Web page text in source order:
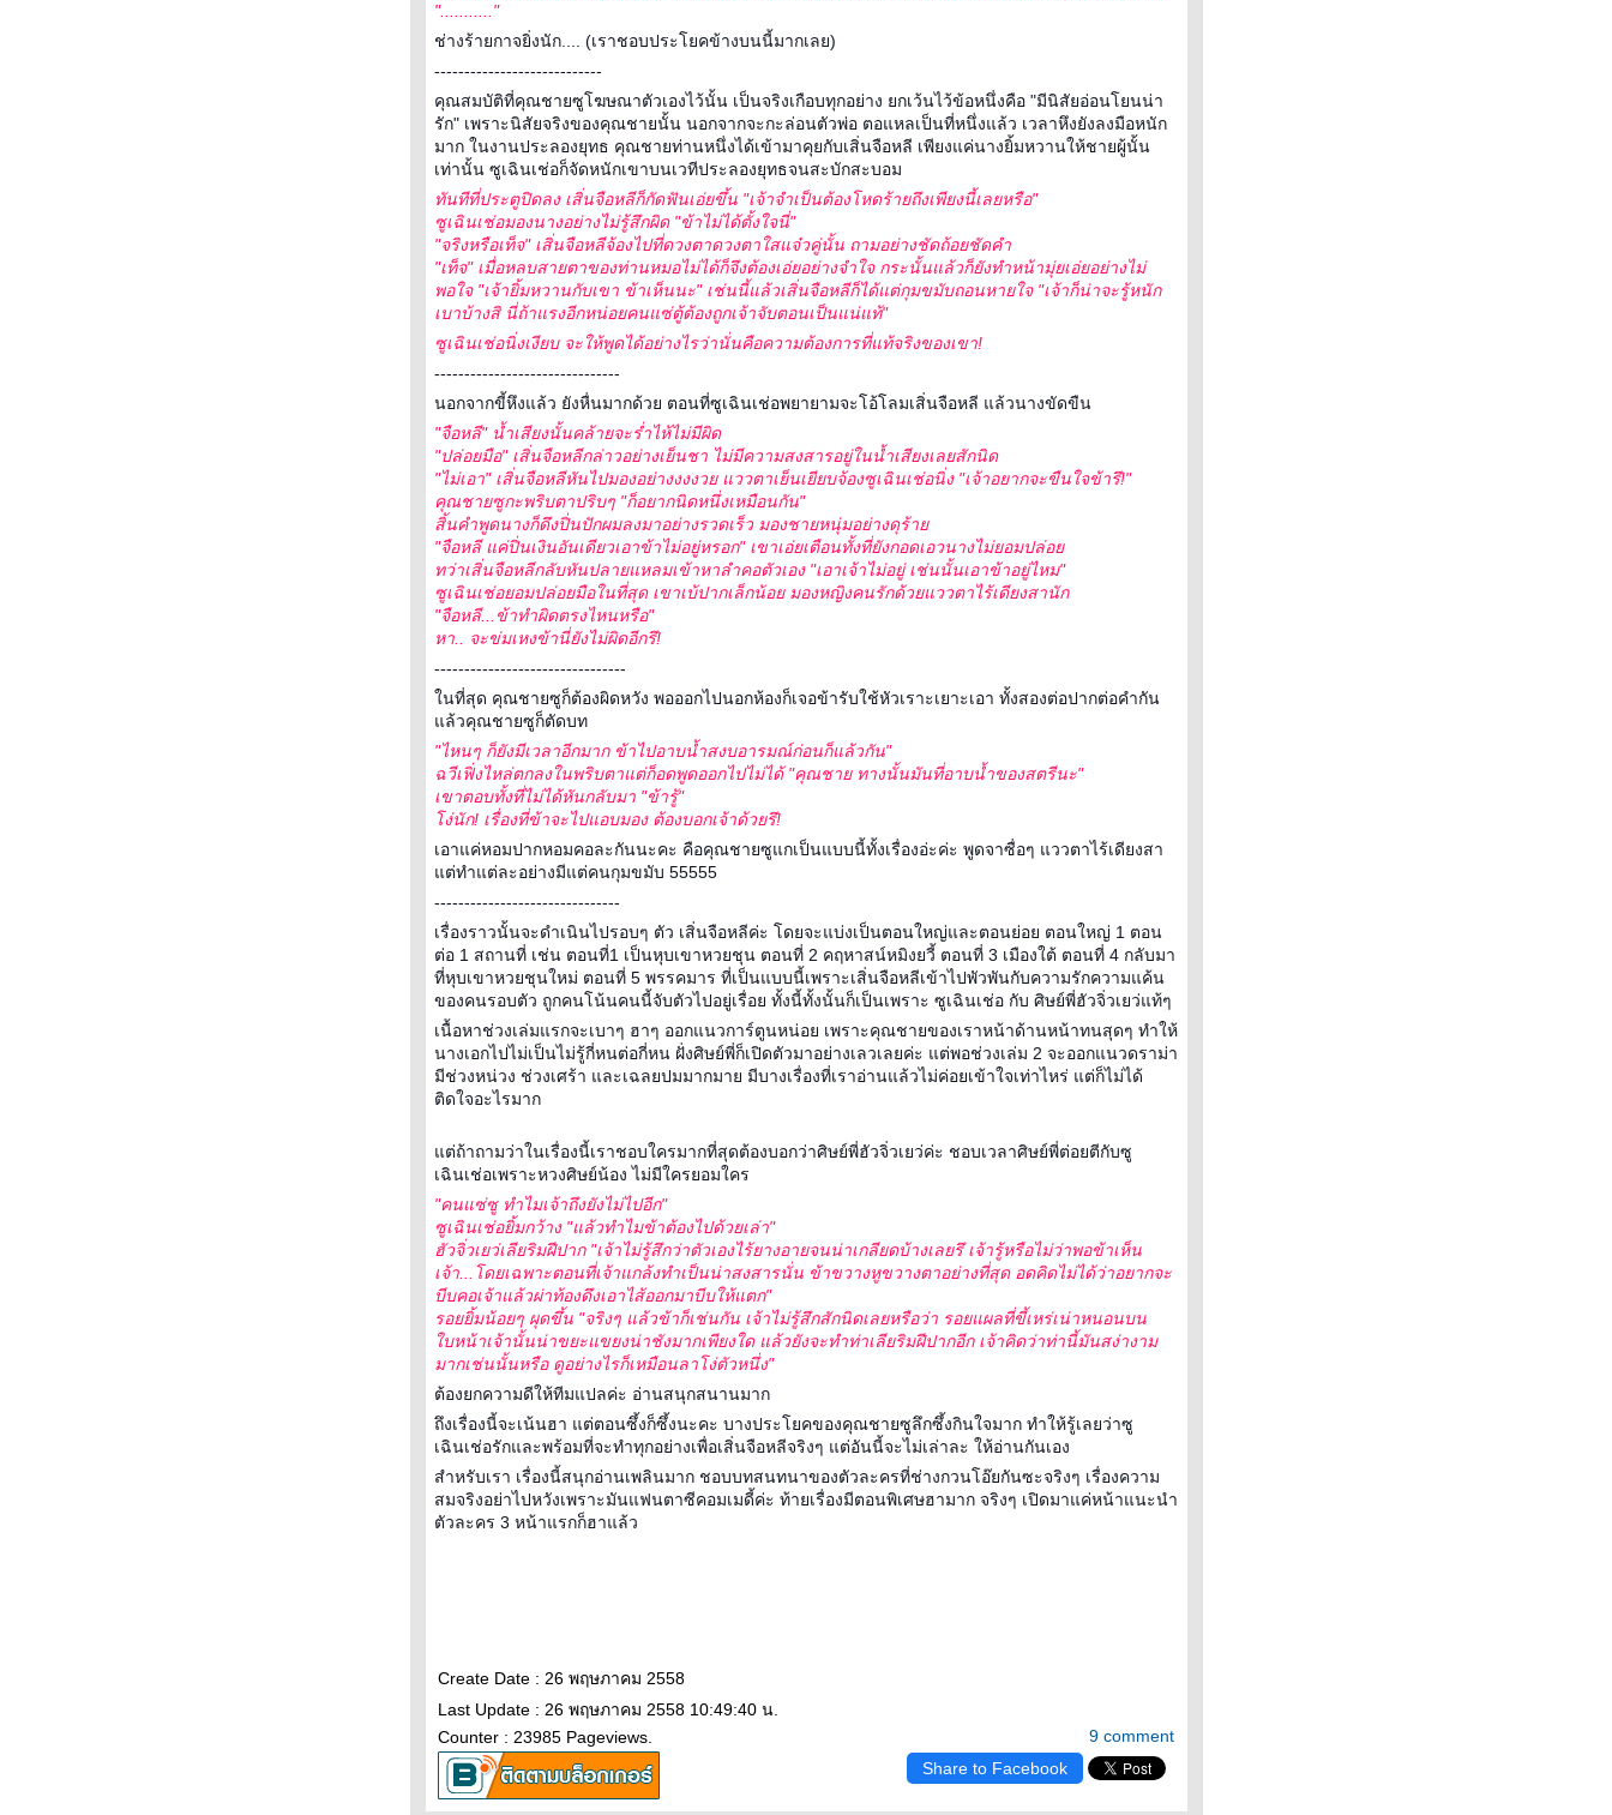
"..........."
ช่างร้ายกาจยิ่งนัก.... (เราชอบประโยคข้างบนนี้มากเลย)
----------------------------
คุณสมบัติที่คุณชายซูโฆษณาตัวเองไว้นั้น เป็นจริงเกือบทุกอย่าง ยกเว้นไว้ข้อหนึ่งคือ "มีนิสัยอ่อนโยนน่า
รัก" เพราะนิสัยจริงของคุณชายนั้น นอกจากจะกะล่อนตัวพ่อ ตอแหลเป็นที่หนึ่งแล้ว เวลาหึงยังลงมือหนัก
มาก ในงานประลองยุทธ คุณชายท่านหนึ่งได้เข้ามาคุยกับเสิ่นจือหลี เพียงแค่นางยิ้มหวานให้ชายผู้นั้น
เท่านั้น ซูเฉินเช่อก็จัดหนักเขาบนเวทีประลองยุทธจนสะบักสะบอม
ทันทีที่ประตูปิดลง เสิ่นจือหลีก็กัดฟันเอ่ยขึ้น "เจ้าจำเป็นต้องโหดร้ายถึงเพียงนี้เลยหรือ"
ซูเฉินเช่อมองนางอย่างไม่รู้สึกผิด "ข้าไม่ได้ตั้งใจนี่"
"จริงหรือเท็จ" เสิ่นจือหลีจ้องไปที่ดวงตาดวงตาใสแจ๋วคู่นั้น ถามอย่างชัดถ้อยชัดคำ
"เท็จ" เมื่อหลบสายตาของท่านหมอไม่ได้ก็จึงต้องเอ่ยอย่างจำใจ กระนั้นแล้วก็ยังทำหน้ามุ่ยเอ่ยอย่างไม่
พอใจ "เจ้ายิ้มหวานกับเขา ข้าเห็นนะ" เช่นนี้แล้วเสิ่นจือหลีก็ได้แต่กุมขมับถอนหายใจ "เจ้าก็น่าจะรู้หนัก
เบาบ้างสิ นี่ถ้าแรงอีกหน่อยคนแซ่ตู้ต้องถูกเจ้าจับตอนเป็นแน่แท้"
ซูเฉินเช่อนิ่งเงียบ จะให้พูดได้อย่างไรว่านั่นคือความต้องการที่แท้จริงของเขา!
-------------------------------
นอกจากขี้หึงแล้ว ยังหื่นมากด้วย ตอนที่ซูเฉินเช่อพยายามจะโอ้โลมเสิ่นจือหลี แล้วนางขัดขืน
"จือหลี" น้ำเสียงนั้นคล้ายจะร่ำไห้ไม่มีผิด
"ปล่อยมือ" เสิ่นจือหลีกล่าวอย่างเย็นชา ไม่มีความสงสารอยู่ในน้ำเสียงเลยสักนิด
"ไม่เอา" เสิ่นจือหลีหันไปมองอย่างงงงวย แววตาเย็นเยียบจ้องซูเฉินเช่อนิ่ง "เจ้าอยากจะขืนใจข้ารึ!"
คุณชายซูกะพริบตาปริบๆ "ก็อยากนิดหนึ่งเหมือนกัน"
สิ้นคำพูดนางก็ดึงปิ่นปักผมลงมาอย่างรวดเร็ว มองชายหนุ่มอย่างดุร้า
"จือหลี แค่ปิ่นเงินอันเดียวเอาข้าไม่อยู่หรอก" เขาเอ่ยเตือนทั้งที่ยังกอดเอวนางไม่ยอมปล่อ
ทว่าเสิ่นจือหลีกลับหันปลายแหลมเข้าหาลำคอตัวเอง "เอาเจ้าไม่อยู่ เช่นนั้นเอาข้าอยู่ไหม"
ซูเฉินเช่อยอมปล่อยมือในที่สุด เขาเบ้ปากเล็กน้อย มองหญิงคนรักด้วยแววตาไร้เดียงสานัก
"จือหลี...ข้าทำผิดตรงไหนหรือ"
หา.. จะข่มเหงข้านี่ยังไม่ผิดอีกรึ!
--------------------------------
นที่สุด คุณชายซูก็ต้องผิดหวัง พอออกไปนอกห้องก็เจอข้ารับใช้หัวเราะเยาะเอา ทั้งสองต่อปากต่อคำกัน
ล้วคุณชายซูก็ตัดบท
"ไหนๆ ก็ยังมีเวลาอีกมาก ข้าไปอาบน้ำสงบอารมณ์ก่อนก็แล้วกัน"
ฉวีเฟิ่งไหล่ตกลงในพริบตาแต่ก็อดพูดออกไปไม่ได้ "คุณชาย ทางนั้นมันที่อาบน้ำของสตรีนะ"
เขาตอบทั้งที่ไม่ได้หันกลับมา "ข้ารู้"
ง่นัก! เรื่องที่ข้าจะไปแอบมอง ต้องบอกเจ้าด้วยรึ!
เอาแค่หอมปากหอมคอละกันนะคะ คือคุณชายซูแกเป็นแบบนี้ทั้งเรื่องอ่ะค่ะ พูดจาซื่อๆ แววตาไร้เดียงสา
ต่ทำแต่ละอย่างมีแต่คนกุมขมับ 55555
-------------------------------
เรื่องราวนั้นจะดำเนินไปรอบๆ ตัว เสิ่นจือหลีค่ะ โดยจะแบ่งเป็นตอนใหญ่และตอนย่อย ตอนใหญ่ 1 ตอน
ต่อ 1 สถานที่ เช่น ตอนที่1 เป็นหุบเขาหวยชุน ตอนที่ 2 คฤหาสน์หมิงยวี้ ตอนที่ 3 เมืองใต้ ตอนที่ 4 กลับมา
ที่หุบเขาหวยชุนใหม่ ตอนที่ 5 พรรคมาร ที่เป็นแบบนี้เพราะเสิ่นจือหลีเข้าไปพัวพันกับความรักความแค้น
ของคนรอบตัว ถูกคนโน้นคนนี้จับตัวไปอยู่เรื่อย ทั้งนี้ทั้งนั้นก็เป็นเพราะ ซูเฉินเช่อ กับ ศิษย์พี่ฮัวจิ่วเยว่แท้ๆ
เนื้อหาช่วงเล่มแรกจะเบาๆ ฮาๆ ออกแนวการ์ตูนหน่อย เพราะคุณชายของเราหน้าด้านหน้าทนสุดๆ ทำให้
นางเอกไปไม่เป็นไม่รู้กี่หนต่อกี่หน ฝั่งศิษย์พี่ก็เปิดตัวมาอย่างเลวเลยค่ะ แต่พอช่วงเล่ม 2 จะออกแนวดราม่า
มีช่วงหน่วง ช่วงเศร้า และเฉลยปมมากมาย มีบางเรื่องที่เราอ่านแล้วไม่ค่อยเข้าใจเท่าไหร่ แต่ก็ไม่ได้
ติดใจอะไรมาก
ต่ถ้าถามว่าในเรื่องนี้เราชอบใครมากที่สุดต้องบอกว่าศิษย์พี่ฮัวจิ่วเยว่ค่ะ ชอบเวลาศิษย์พี่ต่อยตีกับซู
เฉินเช่อเพราะหวงศิษย์น้อง ไม่มีใครยอมใคร
"คนแซ่ซู ทำไมเจ้าถึงยังไม่ไปอีก"
ซูเฉินเช่อยิ้มกว้าง "แล้วทำไมข้าต้องไปด้วยเล่า"
ฮัวจิ่วเยว่เลียริมฝีปาก "เจ้าไม่รู้สึกว่าตัวเองไร้ยางอายจนน่าเกลียดบ้างเลยรึ เจ้ารู้หรือไม่ว่าพอข้าเห็น
เจ้า...โดยเฉพาะตอนที่เจ้าแกล้งทำเป็นน่าสงสารนั่น ข้าขวางหูขวางตาอย่างที่สุด อดคิดไม่ได้ว่าอยากจะ
บีบคอเจ้าแล้วผ่าท้องดึงเอาไส้ออกมาบีบให้แตก"
รอยยิ้มน้อยๆ ผุดขึ้น "จริงๆ แล้วข้าก็เช่นกัน เจ้าไม่รู้สึกสักนิดเลยหรือว่า รอยแผลที่ขี้เหร่เน่าหนอนบน
บหน้าเจ้านั้นน่าขยะแขยงน่าชังมากเพียงใด แล้วยังจะทำท่าเลียริมฝีปากอีก เจ้าคิดว่าท่านี้มันสง่างาม
มากเช่นนั้นหรือ ดูอย่างไรก็เหมือนลาโง่ตัวหนึ่ง"
ต้องยกความดีให้ทีมแปลค่ะ อ่านสนุกสนานมาก
ถึงเรื่องนี้จะเน้นฮา แต่ตอนซึ้งก็ซึ้งนะคะ บางประโยคของคุณชายซูลึกซึ้งกินใจมาก ทำให้รู้เลยว่าซู
เฉินเช่อรักและพร้อมที่จะทำทุกอย่างเพื่อเสิ่นจือหลีจริงๆ แต่อันนี้จะไม่เล่าละ ให้อ่านกันเอง
สำหรับเรา เรื่องนี้สนุกอ่านเพลินมาก ชอบบทสนทนาของตัวละครที่ช่างกวนโอ๊ยกันซะจริงๆ เรื่องความ
สมจริงอย่าไปหวังเพราะมันแฟนตาซีคอมเมดี้ค่ะ ท้ายเรื่องมีตอนพิเศษฮามาก จริงๆ เปิดมาแค่หน้าแนะนำ
ตัวละคร 3 หน้าแรกก็ฮาแล้ว
Create Date : 26 พฤษภาคม 2558
9 comment
Last Update : 26 พฤษภาคม 2558 10:49:40 น.
Counter : 23985 Pageviews.
Share to Facebook